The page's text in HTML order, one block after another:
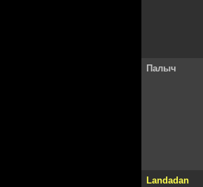
Палыч
Landadan